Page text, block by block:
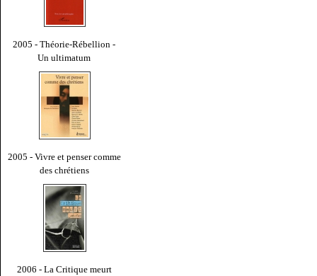
2005 - Théorie-Rébellion -
Un ultimatum
2005 - Vivre et penser comme
des chrétiens
2006 - La Critique meurt